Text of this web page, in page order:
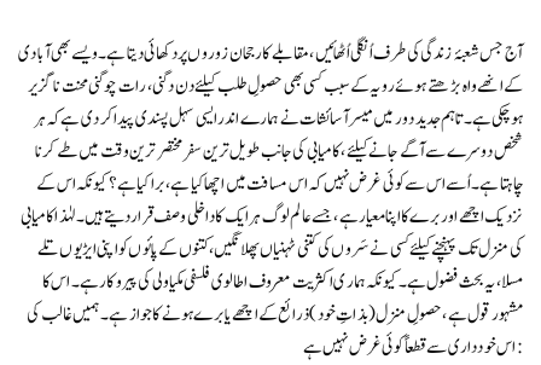
آج جس شعبۂ زندگی کی طرف اُنگلی اُٹھائیں، مقابلے کا رجحان زوروں پر دکھائی دیتا ہے۔ویسے بھی آبادی
کےانھے واہ بڑھتے ہوئے رویہ کے سبب کسی بھی حصولِ طلب کیلئے دن دگنی ، رات چوگنی محنت ناگزیر
ہو چکی ہے۔ تاہم جدید دور میں میسر آسائشات نے ہمارے اندرایسی سہل پسندی پیدا کر دی ہے کہ ہر
شخص دوسرے سے آگے جانے کیلئے ،کامیابی کی جانب طویل ترین سفر مختصر ترین وقت میں طے کرنا
چاہتا ہے۔ اُسے اس سے کوئی غرض نہیں کہ اس مسافت میں اچھا کیا ہے،برا کیا ہے؟ کیونکہ اس کے
نزدیک اچھے اور برے کا اپنا معیارہے، جسے عالم لوگ ہر ایک کا داخلی وصف قرار دیتے ہیں۔ لہٰذا کامیابی
کی منزل تک پہنچنے کیلئے کسی نے سَروں کی کتنی ٹہنیاں پھلانگیں، کتنوں کے پائوں کو اپنی ایڑیوں تلے
مسلا، یہ بحث فضول ہے۔کیونکہ ہماری اکثریت معروف اطالوی فلسفی مکیاولی کی پیروکار ہے۔اس کا
مشہور قول ہے، حصولِ منزل (بذاتِ خود) ذرائع کے اچھے یا برے ہونے کا جواز ہے ۔ ہمیں غالب کی
اس خودداری سےقطعاً کوئی غرض نہیں ہے :